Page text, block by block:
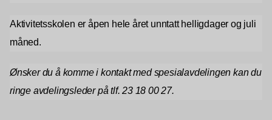
Aktivitetsskolen er åpen hele året unntatt helligdager og juli
måned.
Ønsker du å komme i kontakt med spesialavdelingen kan du
ringe avdelingsleder på tlf. 23 18 00 27.